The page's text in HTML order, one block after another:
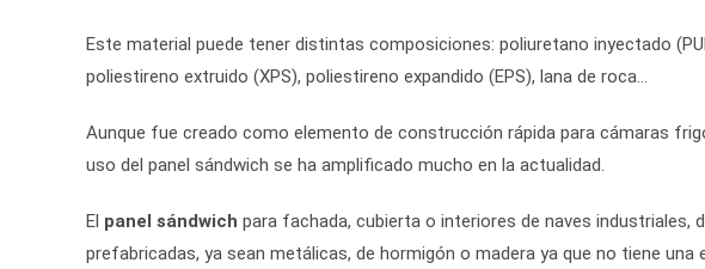
Este material puede tener distintas composiciones: poliuretano inyectado
poliestireno extruido (XPS), poliestireno expandido (EPS), lana de roca…
Aunque fue creado como elemento de construcción rápida para cámaras
uso del panel sándwich se ha amplificado mucho en la actualidad.
El panel sándwich para fachada, cubierta o interiores de naves
prefabricadas, ya sean metálicas, de hormigón o madera ya que no tiene